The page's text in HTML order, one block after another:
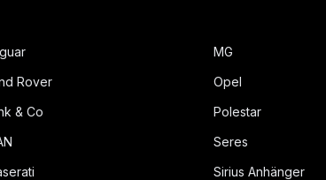
Rover
& Co
MG
Opel
Polestar
Seres
Sirius Anhänger